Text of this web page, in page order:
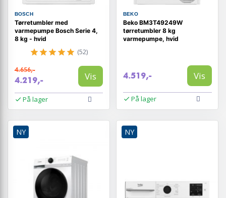
BOSCH
Tørretumbler med
varmepumpe Bosch Serie 4,
8 kg - hvid
(52)
4.656,-
4.219,- Vis
På lager
BEKO
Beko BM3T49249W
tørretumbler 8 kg
varmepumpe, hvid
4.519,- Vis
På lager
NY NY